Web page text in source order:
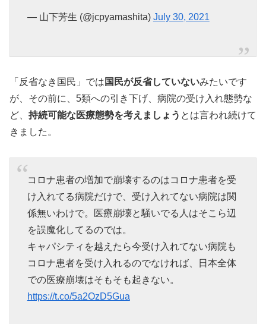
— 山下芳生 (@jcpyamashita) July 30, 2021
「反省なき国民」では 国民が反省していないみたいです
が、その前に、5類への引き下げ、病院の受け入れ態勢な
ど、 持続可能な医療態勢を考えましょう とは言われ続けて
きました。
コロナ患者の増加で崩壊するのはコロナ患者を受
け入れてる病院だけで、受け入れてない病院は関
係無いわけで。医療崩壊と騒いでる人はそこら辺
を誤魔化してるのでは。
キャパシティを越えたら今受け入れてない病院も
コロナ患者を受け入れるのでなければ、日本全体
での医療崩壊はそもそも起きない。
https://t.co/5a2OzD5Gua